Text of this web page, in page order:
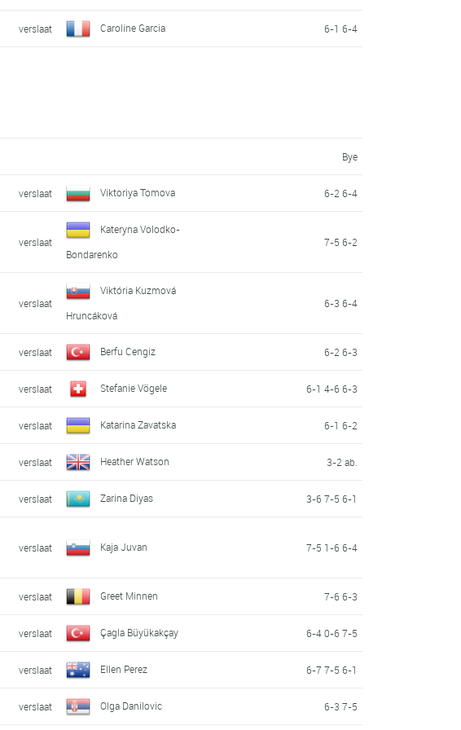
verslaat Caroline Garcia 6-1 6-4
Bye
verslaat Viktoriya Tomova 6-2 6-4
verslaat
Kateryna Volodko-
Bondarenko
7-5 6-2
verslaat
Viktória Kuzmová
Hruncáková
6-3 6-4
verslaat Berfu Cengiz 6-2 6-3
verslaat Stefanie Vögele 6-1 4-6 6-3
verslaat Katarina Zavatska 6-1 6-2
verslaat Heather Watson 3-2 ab.
verslaat Zarina Diyas 3-6 7-5 6-1
verslaat Kaja Juvan 7-5 1-6 6-4
verslaat Greet Minnen 7-6 6-3
verslaat Çagla Büyükakçay 6-4 0-6 7-5
verslaat Ellen Perez 6-7 7-5 6-1
verslaat Olga Danilovic 6-3 7-5